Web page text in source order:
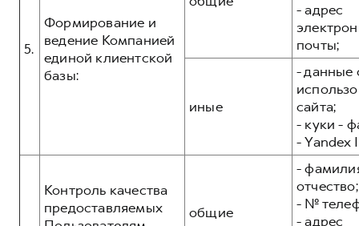
5.
Формирование и
ведение Компанией
единой клиентской
базы:
- адрес
почты;
иные
- данные
сайта;
- куки -
- Yandex
Контроль качества
предоставляемых
общие
-
отчество;
- №
- адрес